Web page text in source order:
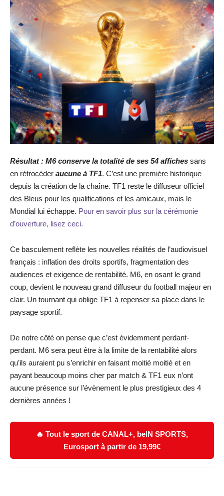
Résultat : M6 conserve la totalité de ses 54 affiches sans
en rétrocéder aucune à TF1. C’est une première historique
depuis la création de la chaîne. TF1 reste le diffuseur officiel
des Bleus pour les qualifications et les amicaux, mais le
Mondial lui échappe. Pour en savoir plus sur la cérémonie
d’ouverture, lisez ceci.
Ce basculement reflète les nouvelles réalités de l’audiovisuel
français : inflation des droits sportifs, fragmentation des
audiences et exigence de rentabilité. M6, en osant le grand
coup, devient le nouveau grand diffuseur du football majeur en
clair. Un tournant qui oblige TF1 à repenser sa place dans le
paysage sportif.
De notre côté on pense que c’est évidemment perdant-
perdant. M6 sera peut être à la limite de la rentabilité alors
qu’ils auraient pu s’enrichir en faisant moitié moitié et en
payant beaucoup moins cher par match & TF1 eux n’ont
aucune présence sur l’évènement le plus prestigieux des 4
dernières années !
🔥 Tout le sport de CANAL+, beIN SPORTS,
Eurosport à partir de 19,99€